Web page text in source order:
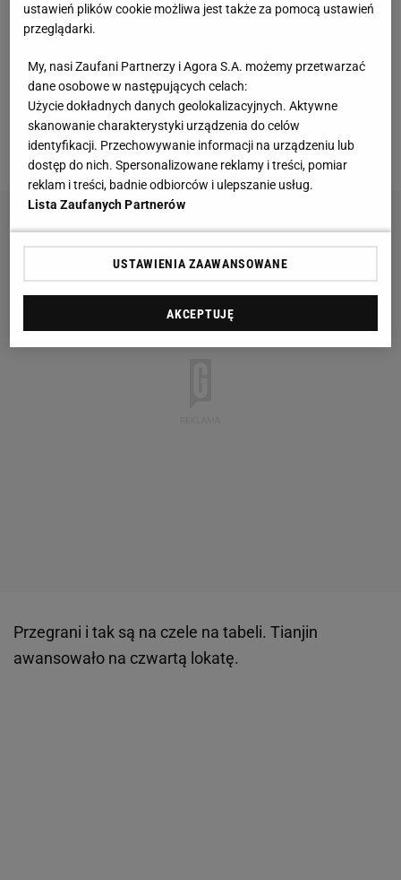
Dla 27-letniego napastnika było to ósme trafienie w
piętnastu meczach. A dwa gole dla przegranych
zdobyłPaulinho. Były pomocnik ŁKS Łódź
przymierzany jest do... Barcelony.
Przegrani i tak są na czele na tabeli. Tianjin
awansowało na czwartą lokatę.
ustawień plików cookie możliwa jest także za pomocą ustawień
przeglądarki.
My, nasi Zaufani Partnerzy i Agora S.A. możemy przetwarzać
dane osobowe w następujących celach:
Użycie dokładnych danych geolokalizacyjnych. Aktywne
skanowanie charakterystyki urządzenia do celów
identyfikacji. Przechowywanie informacji na urządzeniu lub
dostęp do nich. Spersonalizowane reklamy i treści, pomiar
reklam i treści, badnie odbiorców i ulepszanie usług.
Lista Zaufanych Partnerów
USTAWIENIA ZAAWANSOWANE
AKCEPTUJĘ